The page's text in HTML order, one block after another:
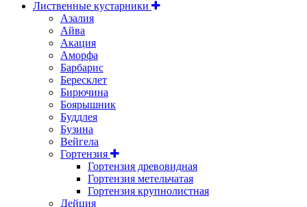
Лиственные кустарники
Азалия
Айва
Акация
Аморфа
Барбарис
Бересклет
Бирючина
Боярышник
Буддлея
Бузина
Вейгела
Гортензия
Гортензия древовидная
Гортензия метельчатая
Гортензия крупнолистная
Дейция